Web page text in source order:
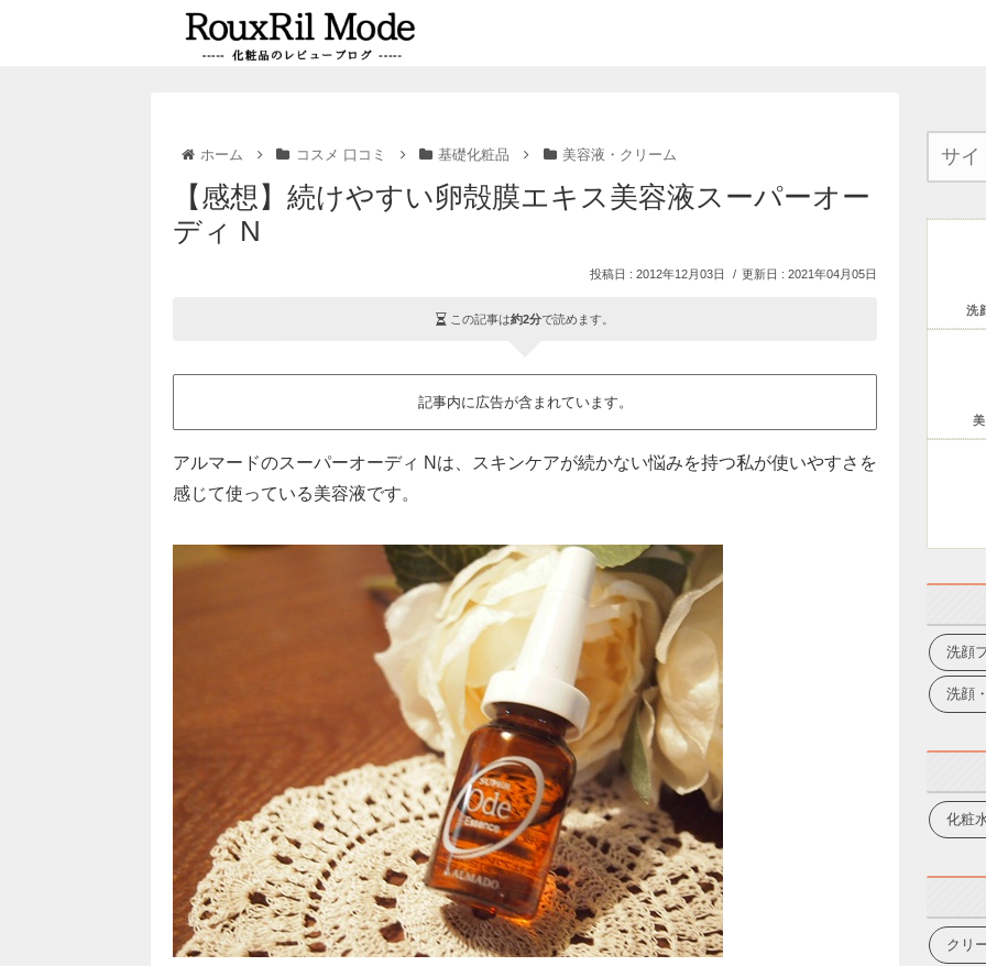
ホーム コスメ 口コミ 基礎化粧品 美容液・クリーム
【感想】続けやすい卵殻膜エキス美容液スーパーオー
ディ N
2012年12月03日 2021年04月05日
この記事は約2分で読めます。
記事内に広告が含まれています。
アルマードのスーパーオーディ Nは、スキンケアが続かない悩みを持つ私が使いやすさを
感じて使っている美容液です。
洗
洗顔
洗顔
化粧
クリ